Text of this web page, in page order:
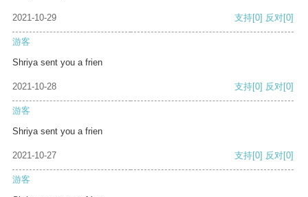
2021-10-29 支持[0] 反对[0]
游客
Shriya sent you a frien
2021-10-28 支持[0] 反对[0]
游客
Shriya sent you a frien
2021-10-27 支持[0] 反对[0]
游客